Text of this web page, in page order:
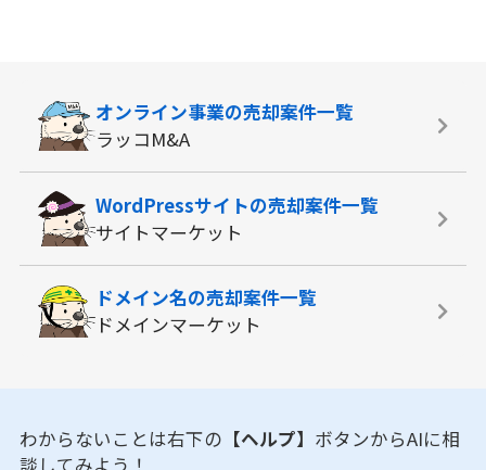
オンライン事業の売却案件一覧
ラッコM&A
WordPressサイトの売却案件一覧
サイトマーケット
ドメイン名の売却案件一覧
ドメインマーケット
わからないことは右下の 【ヘルプ】 ボタンからAIに相
談してみよう！